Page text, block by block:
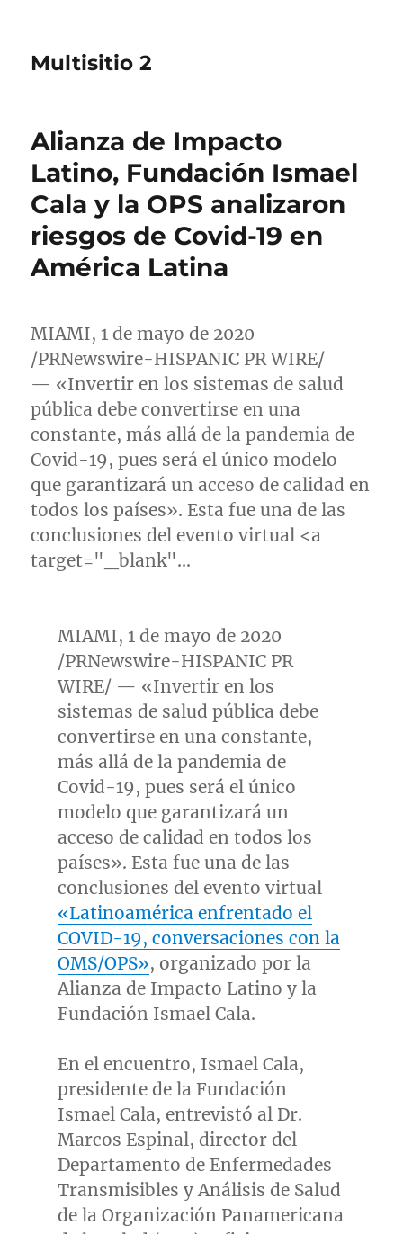
Multisitio 2
Alianza de Impacto
Latino, Fundación Ismael
Cala y la OPS analizaron
riesgos de Covid-19 en
América Latina
MIAMI, 1 de mayo de 2020
/PRNewswire-HISPANIC PR WIRE/
— «Invertir en los sistemas de salud
pública debe convertirse en una
constante, más allá de la pandemia de
Covid-19, pues será el único modelo
que garantizará un acceso de calidad en
todos los países». Esta fue una de las
conclusiones del evento virtual <a
target="_blank"…
MIAMI, 1 de mayo de 2020
/PRNewswire-HISPANIC PR
WIRE/ — «Invertir en los
sistemas de salud pública debe
convertirse en una constante,
más allá de la pandemia de
Covid-19, pues será el único
modelo que garantizará un
acceso de calidad en todos los
países». Esta fue una de las
conclusiones del evento virtual
«Latinoamérica enfrentado el
COVID-19, conversaciones con la
OMS/OPS», organizado por la
Alianza de Impacto Latino y la
Fundación Ismael Cala.
En el encuentro, Ismael Cala,
presidente de la Fundación
Ismael Cala, entrevistó al Dr.
Marcos Espinal, director del
Departamento de Enfermedades
Transmisibles y Análisis de Salud
de la Organización Panamericana